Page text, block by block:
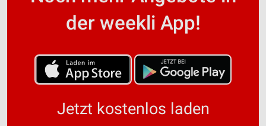
der weekli App!
Jetzt kostenlos laden